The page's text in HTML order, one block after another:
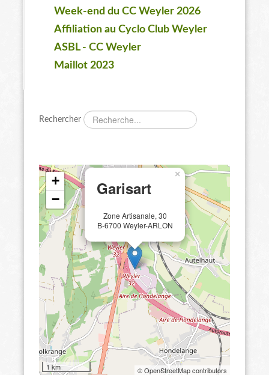
Week-end du CC Weyler 2026
Affiliation au Cyclo Club Weyler
ASBL - CC Weyler
Maillot 2023
Rechercher
Garisart
Zone Artisanale, 30
B-6700 Weyler-ARLON
×
+
−
1 km © OpenStreetMap contributors